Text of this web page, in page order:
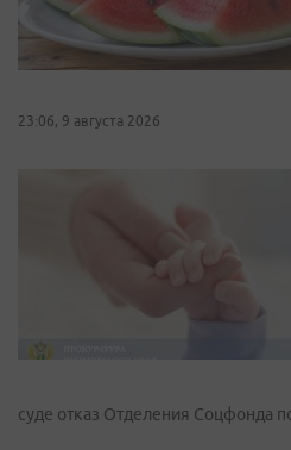
23:06, 9 августа 2026
суде отказ Отделения Соцфонда